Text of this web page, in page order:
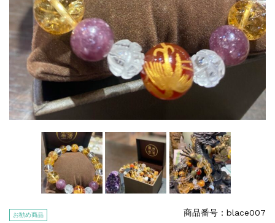
お勧め商品 商品番号：blace007